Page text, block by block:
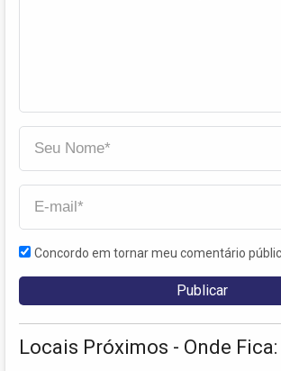
Concordo em tornar meu comentário
Locais Próximos - Onde Fica: